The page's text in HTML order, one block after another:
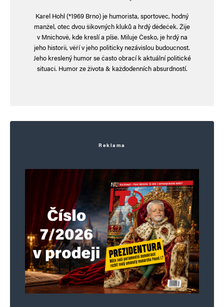
armádu. „Cože? To nemáme,“ říká a já se musím
smát. Všechno, co tu mají, je zkažené, ale to je
v pořádku, protože i pravda je tu zkažená.
Jdu na východ. Ačkoliv se snažím jít pomalu,
říkat, co si myslím, ale nikdo mi tu nerozumí.
A to je možná to nejlepší.
IDe
3. 7. 2025 (21:06)
Co bys musel být potom ty, ty tupá
eurosvazácká kryso?
Odpovědět
Karel Hohl (*1969 Brno) je humorista, sportovec, hodný
manžel, otec dvou šikovných kluků a hrdý dědeček. Žije
v Mnichově, kde kreslí a píše. Miluje Česko, je hrdý na
jeho historii, věří v jeho politicky nezávislou budoucnost.
Jeho kreslený humor se často obrací k aktuální politické
situaci. Humor ze života & každodenních absurdností.
Reklama